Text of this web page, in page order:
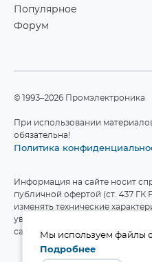
Популярное
Форум
©1993–2026 Промэлектроника
При использовании
обязательна!
Политика
Информация на сайте носит
публичной офертой (ст. 437
изменять технические
уведомления. Актуальные
сайте производителя.
Мы используем файлы
Подробнее